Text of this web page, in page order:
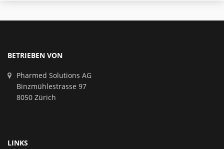
BETRIEBEN VON
Pharmed Solutions AG
Binzmühlestrasse 97
8050 Zürich
LINKS